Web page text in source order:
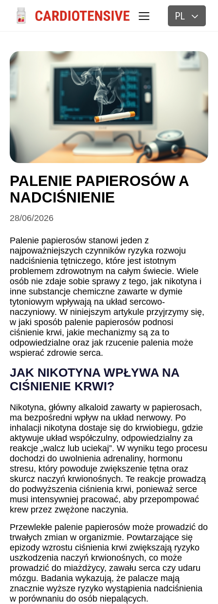
PL
PALENIE PAPIEROSÓW A
NADCIŚNIENIE
28/06/2026
Palenie papierosów stanowi jeden z
najpoważniejszych czynników ryzyka rozwoju
nadciśnienia tętniczego, które jest istotnym
problemem zdrowotnym na całym świecie. Wiele
osób nie zdaje sobie sprawy z tego, jak nikotyna i
inne substancje chemiczne zawarte w dymie
tytoniowym wpływają na układ sercowo-
naczyniowy. W niniejszym artykule przyjrzymy się,
w jaki sposób palenie papierosów podnosi
ciśnienie krwi, jakie mechanizmy są za to
odpowiedzialne oraz jak rzucenie palenia może
wspierać zdrowie serca.
JAK NIKOTYNA WPŁYWA NA
CIŚNIENIE KRWI?
Nikotyna, główny alkaloid zawarty w papierosach,
ma bezpośredni wpływ na układ nerwowy. Po
inhalacji nikotyna dostaje się do krwiobiegu, gdzie
aktywuje układ współczulny, odpowiedzialny za
reakcje „walcz lub uciekaj”. W wyniku tego procesu
dochodzi do uwolnienia adrenaliny, hormonu
stresu, który powoduje zwiększenie tętna oraz
skurcz naczyń krwionośnych. Te reakcje prowadzą
do podwyższenia ciśnienia krwi, ponieważ serce
musi intensywniej pracować, aby przepompować
krew przez zwężone naczynia.
Przewlekłe palenie papierosów może prowadzić do
trwałych zmian w organizmie. Powtarzające się
epizody wzrostu ciśnienia krwi zwiększają ryzyko
uszkodzenia naczyń krwionośnych, co może
prowadzić do miażdżycy, zawału serca czy udaru
mózgu. Badania wykazują, że palacze mają
znacznie wyższe ryzyko wystąpienia nadciśnienia
w porównaniu do osób niepalących.